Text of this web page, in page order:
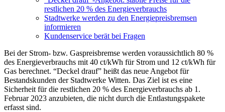
restlichen 20 % des Energieverbrauchs
Stadtwerke werden zu den Energiepreisbremsen
informieren
Kundenservice berät bei Fragen
Bei der Strom- bzw. Gaspreisbremse werden voraussichtlich 80 %
des Energieverbrauchs mit 40 ct/kWh für Strom und 12 ct/kWh für
Gas berechnet. “Deckel drauf” heißt das neue Angebot für
Bestandskunden der Stadtwerke Witten. Das Ziel ist es eine
Sicherheit für die restlichen 20 % des Energieverbrauchs ab 1.
Februar 2023 anzubieten, die nicht durch die Entlastungspakete
erfasst sind.